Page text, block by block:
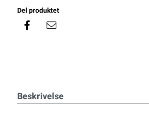
Del produktet
Beskrivelse